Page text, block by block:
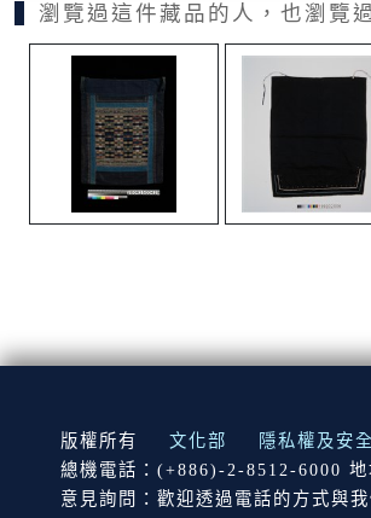
瀏覽過這件藏品的人，也瀏覽
:::
版權所有 文化部 隱私權及安
總機電話：(+886)-2-8512-6000 地
意見詢問：歡迎透過電話的方式與